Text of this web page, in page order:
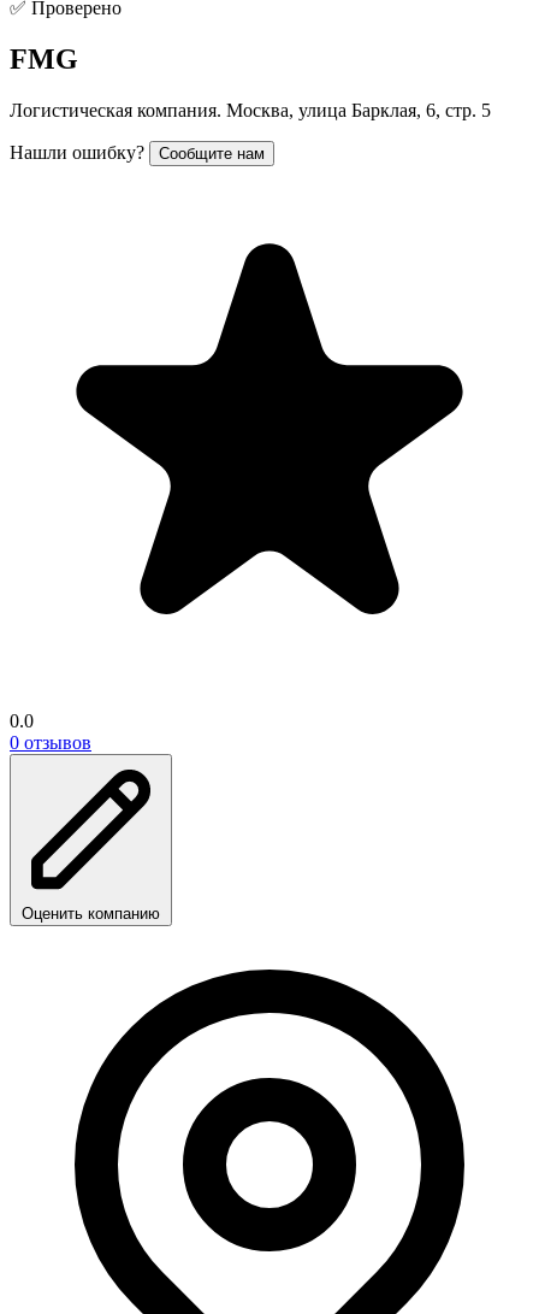
✅ Проверено
FMG
Логистическая компания. Москва, улица Барклая, 6, стр. 5
Нашли ошибку? Сообщите нам
0.0
0 отзывов
Оценить компанию